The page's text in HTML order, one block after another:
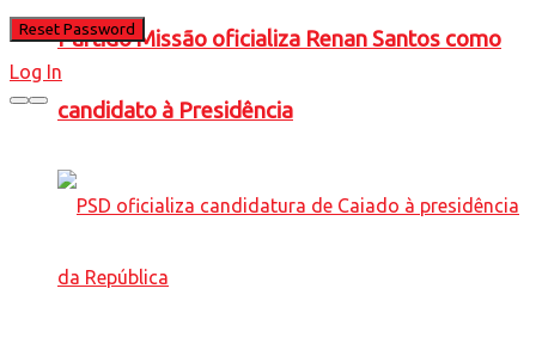
Partido Missão oficializa Renan Santos como
candidato à Presidência
Log In